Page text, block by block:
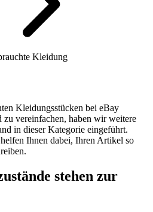
Kleidung
Kleidungsstücken bei eBay
zu vereinfachen, haben wir weitere
in dieser Kategorie eingeführt.
Ihnen dabei, Ihren Artikel so
stehen zur